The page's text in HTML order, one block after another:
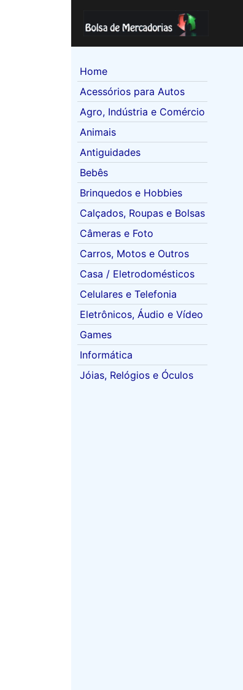
Home(current)
Acessórios para Autos
Agro, Indústria e Comércio
Animais
Antiguidades
Bebês
Brinquedos e Hobbies
Calçados, Roupas e Bolsas
Câmeras e Foto
Carros, Motos e Outros
Casa / Eletrodomésticos
Celulares e Telefonia
Eletrônicos, Áudio e Vídeo
Games
Informática
Jóias, Relógios e Óculos